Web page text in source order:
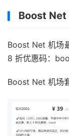
Boost Net
Boost Net 机场
8 折优惠码：
Boost Net 机场